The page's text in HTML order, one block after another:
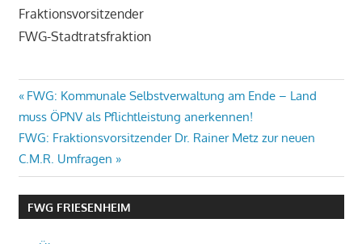
Fraktionsvorsitzender
FWG-Stadtratsfraktion
Beitragsnavigation
Vorheriger
Beitrag:
FWG: Kommunale Selbstverwaltung am Ende – Land
muss ÖPNV als Pflichtleistung anerkennen!
Nächster
Beitrag:
FWG: Fraktionsvorsitzender Dr. Rainer Metz zur neuen
C.M.R. Umfragen
FWG FRIESENHEIM